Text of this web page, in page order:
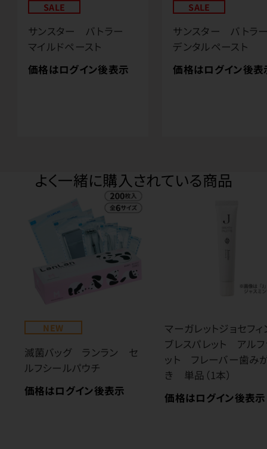
SALE
サンスター バトラー
マイルドペースト
価格はログイン後表示
SALE
サンスター バト
デンタルペースト
価格はログイン後表
よく一緒に購入されている商品
NEW
滅菌バッグ ランラン セ
ルフシールパウチ
価格はログイン後表示
マーガレットジョセフ
ブレスパレット アル
ット フレーバー歯み
き 単品（1本）
価格はログイン後表示